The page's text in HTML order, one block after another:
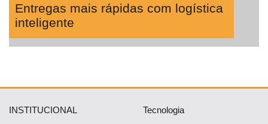
Entregas mais rápidas com logística
inteligente
INSTITUCIONAL Tecnologia